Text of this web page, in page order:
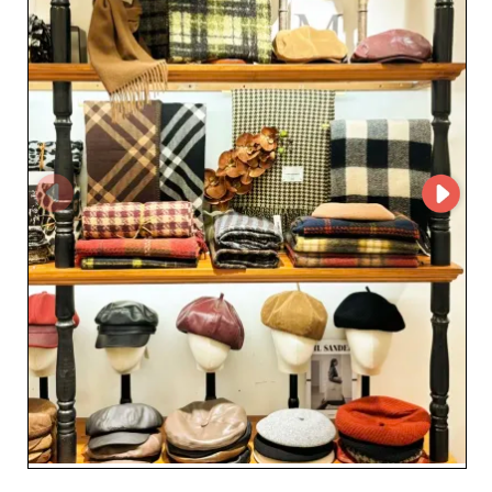
наладить партнёрство или оформить заказ. Такой
прямой подход способствует персонализированным и
долгосрочным деловым отношениям. Выбирая VERI
accessories, вы получаете надёжного партнёра,
который понимает потребности профессионалов
модной индустрии. Оперативная служба поддержки,
соблюдение сроков и конкурентные цены делают его
стратегическим союзником для ритейлеров,
желающих расширить ассортимент изысканными и
универсальными аксессуарами. С VERI accessories
обновите свой каталог и предложите клиентам
модные, элегантные и долговечные изделия, которые
усилят имидж и привлекательность вашего магазина.